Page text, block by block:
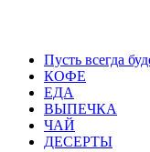
Пусть всегда
КОФЕ
ЕДА
ВЫПЕЧКА
ЧАЙ
ДЕСЕРТЫ